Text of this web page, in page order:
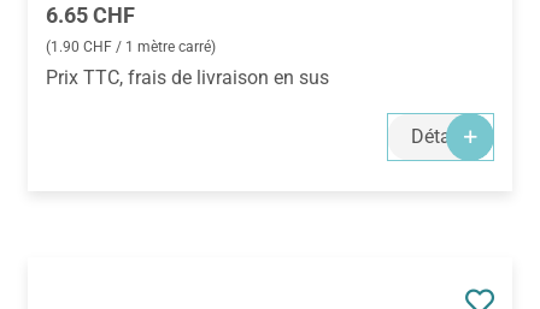
Prix régulier :
6.65 CHF
(1.90 CHF / 1 mètre carré)
Prix TTC, frais de livraison en sus
Détails